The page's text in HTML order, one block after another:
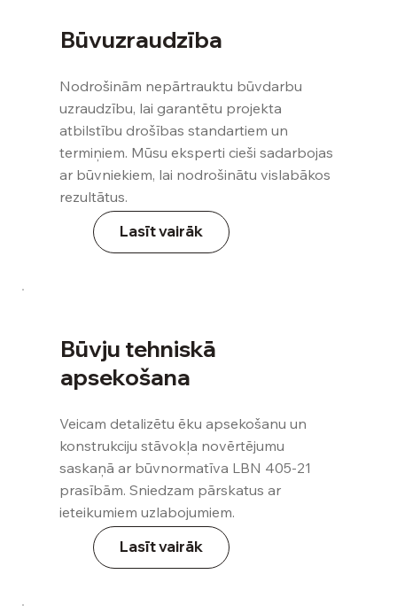
Būvuzraudzība
Nodrošinām nepārtrauktu būvdarbu
uzraudzību, lai garantētu projekta
atbilstību drošības standartiem un
termiņiem. Mūsu eksperti cieši sadarbojas
ar būvniekiem, lai nodrošinātu vislabākos
rezultātus.
Lasīt vairāk
Būvju tehniskā
apsekošana
Veicam detalizētu ēku apsekošanu un
konstrukciju stāvokļa novērtējumu
saskaņā ar būvnormatīva LBN 405-21
prasībām. Sniedzam pārskatus ar
ieteikumiem uzlabojumiem.
Lasīt vairāk